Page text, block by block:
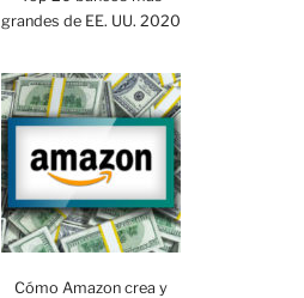
grandes de EE. UU. 2020
Cómo Amazon crea y